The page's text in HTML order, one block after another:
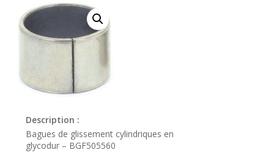
Description :
Bagues de glissement cylindriques en
glycodur – BGF505560